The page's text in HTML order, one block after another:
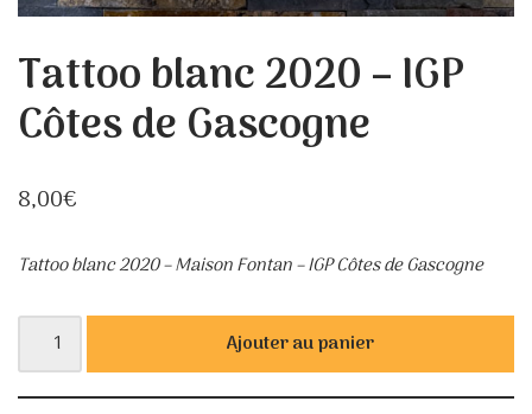
Tattoo blanc 2020 – IGP
Côtes de Gascogne
8,00€
Tattoo blanc 2020 – Maison Fontan– IGP Côtes de Gascogne
Ajouter au panier